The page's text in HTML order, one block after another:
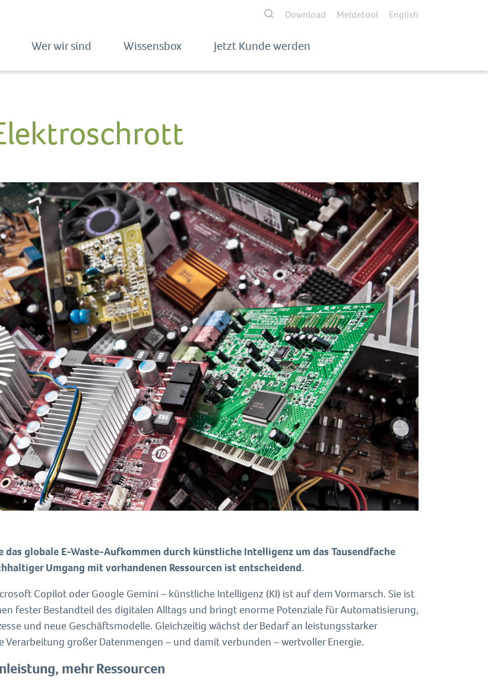
Download Meldetool English
Wer wir sind Wissensbox Jetzt Kunde werden
das globale E-Waste-Aufkommen durch künstliche Intelligenz um das Tausendfache
Umgang mit vorhandenen Ressourcen ist entscheidend.
Copilot oder Google Gemini – künstliche Intelligenz (KI) ist auf dem Vormarsch. Sie ist
fester Bestandteil des digitalen Alltags und bringt enorme Potenziale für Automatisierung,
und neue Geschäftsmodelle. Gleichzeitig wächst der Bedarf an leistungsstarker
Verarbeitung großer Datenmengen – und damit verbunden – wertvoller Energie.
mehr Ressourcen